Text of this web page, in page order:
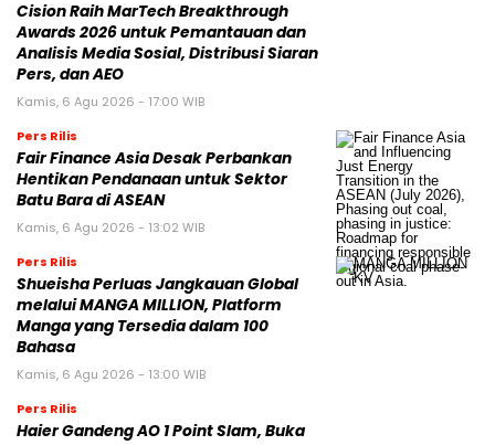
Cision Raih MarTech Breakthrough
Awards 2026 untuk Pemantauan dan
Analisis Media Sosial, Distribusi Siaran
Pers, dan AEO
Kamis, 6 Agu 2026 - 17:00 WIB
Pers Rilis
Fair Finance Asia Desak Perbankan
Hentikan Pendanaan untuk Sektor
Batu Bara di ASEAN
Kamis, 6 Agu 2026 - 13:02 WIB
Pers Rilis
Shueisha Perluas Jangkauan Global
melalui MANGA MILLION, Platform
Manga yang Tersedia dalam 100
Bahasa
Kamis, 6 Agu 2026 - 13:00 WIB
Pers Rilis
Haier Gandeng AO 1 Point Slam, Buka